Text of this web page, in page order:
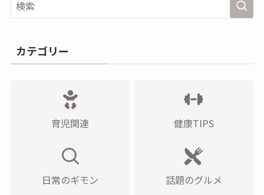
カテゴリー
育児関連 健康TIPS
日常のギモン 話題のグルメ